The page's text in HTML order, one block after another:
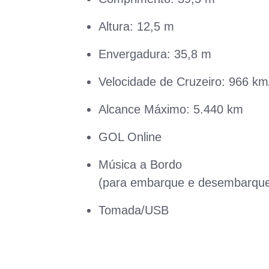
Altura: 12,5 m
Envergadura: 35,8 m
Velocidade de Cruzeiro: 966
Alcance Máximo: 5.440 km
GOL Online
Música a Bordo
(para embarque e
Tomada/USB